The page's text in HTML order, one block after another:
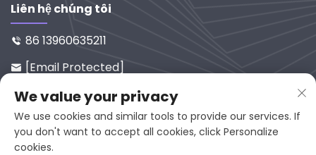
Liên hệ chúng tôi
 86 13960635211
 [email Protected]

Số 65-9, Đường Xixi, Yanping, Ph
Úc Kiến, 353001, Trung Quốc
We value your privacy
We use cookies and similar tools to provide our services. If
you don't want to accept all cookies, click Personalize
cookies.